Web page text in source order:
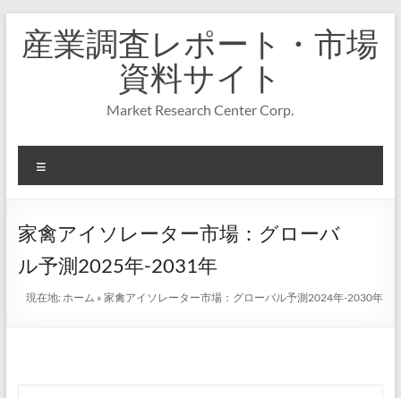
キ
プ
産業調査レポート・市場
資料サイト
Market Research Center Corp.
ニ
ー
家禽アイソレーター市場：グローバ
ル予測2025年-2031年
現在地:ホーム »家禽アイソレーター市場：グローバル予測2024年-2030年